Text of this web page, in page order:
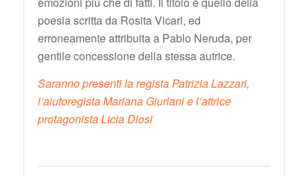
poesia scritta da Rosita Vicari, ed
erroneamente attribuita a Pablo Neruda, per
gentile concessione della stessa autrice.
Saranno presenti la regista Patrizia Lazzari,
l’aiutoregista Mariana Giurlani e l’attrice
protagonista Licia Diosi